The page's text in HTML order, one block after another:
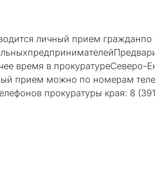
личный прием
время в прокуратуреСеверо-
прием можно по номерам
прокуратуры края: 8